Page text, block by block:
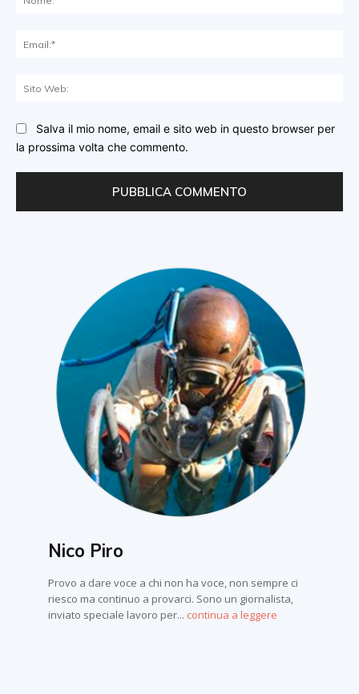
Salva il mio nome, email e sito web in questo browser per
la prossima volta che commento.
Nico Piro
Provo a dare voce a chi non ha voce, non sempre ci
riesco ma continuo a provarci. Sono un giornalista,
inviato speciale lavoro per... continua a leggere